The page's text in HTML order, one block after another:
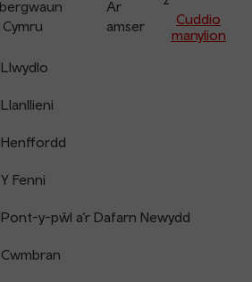
Ar
amser
Cuddio
manylion
Llwydlo
Llanllieni
Henffordd
Y Fenni
Pont-y-pŵl a’r Dafarn Newydd
Cwmbran